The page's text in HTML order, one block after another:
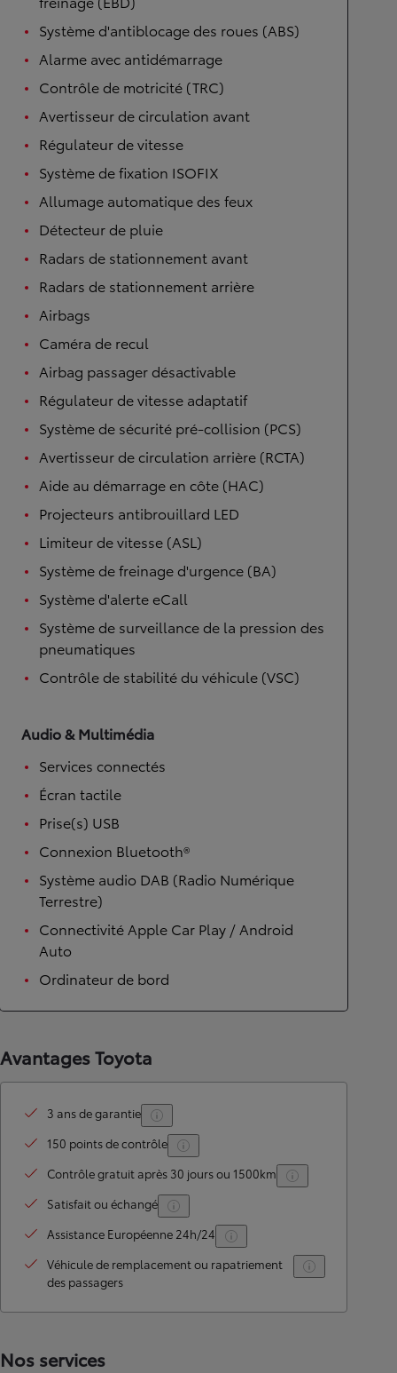
Système d'antiblocage des roues (ABS)
Alarme avec antidémarrage
Contrôle de motricité (TRC)
Avertisseur de circulation avant
Régulateur de vitesse
Système de fixation ISOFIX
Allumage automatique des feux
Détecteur de pluie
Radars de stationnement avant
Radars de stationnement arrière
Airbags
Caméra de recul
Airbag passager désactivable
Régulateur de vitesse adaptatif
Système de sécurité pré-collision (PCS)
Avertisseur de circulation arrière (RCTA)
Aide au démarrage en côte (HAC)
Projecteurs antibrouillard LED
Limiteur de vitesse (ASL)
Système de freinage d'urgence (BA)
Système d'alerte eCall
Système de surveillance de la pression des
pneumatiques
Contrôle de stabilité du véhicule (VSC)
Audio & Multimédia
Services connectés
Écran tactile
Prise(s) USB
Connexion Bluetooth®
Système audio DAB (Radio Numérique
Terrestre)
Connectivité Apple Car Play / Android
Auto
Ordinateur de bord
Avantages Toyota
3 ans de garantie
150 points de contrôle
Contrôle gratuit après 30 jours ou 1500km
Satisfait ou échangé
Assistance Européenne 24h/24
Véhicule de remplacement ou rapatriement
des passagers
Nos services